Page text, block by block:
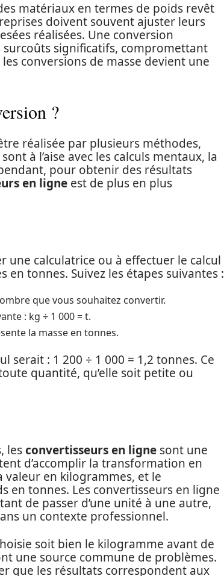
matériaux en termes de poids revêt
doivent souvent ajuster leurs
réalisées. Une conversion
significatifs, compromettant
conversions de masse devient une
?
réalisée par plusieurs méthodes,
à l’aise avec les calculs mentaux, la
pour obtenir des résultats
en ligne est de plus en plus
une calculatrice ou à effectuer le calcul
tonnes. Suivez les étapes suivantes :
que vous souhaitez convertir.
: kg ÷ 1 000 = t.
la masse en tonnes.
serait : 1 200 ÷ 1 000 = 1,2 tonnes. Ce
quantité, qu’elle soit petite ou
lesconvertisseurs en ligne sont une
d’accomplir la transformation en
valeur en kilogrammes, et le
en tonnes. Les convertisseurs en ligne
de passer d’une unité à une autre,
un contexte professionnel.
soit bien le kilogramme avant de
une source commune de problèmes.
que les résultats correspondent aux